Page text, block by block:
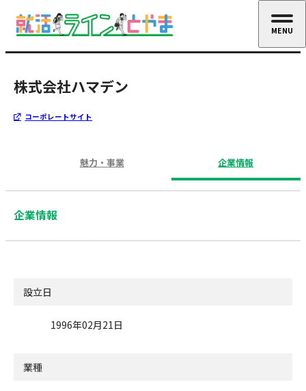
株式会社ハマデン
コーポレートサイト
魅力・事業 企業情報
企業情報
設立日
1996年02月21日
業種
MENU